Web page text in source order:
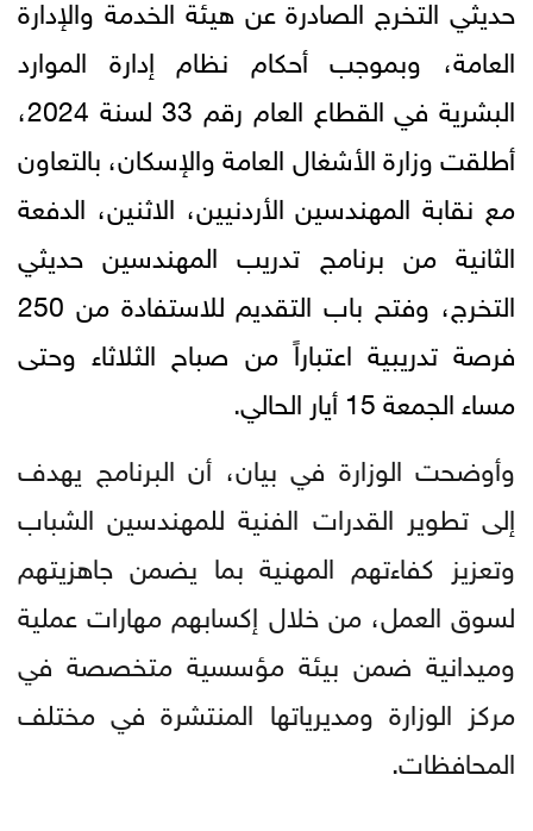
العامة، وبموجب أحكام نظام إدارة الموارد
البشرية في القطاع العام رقم 33 لسنة 2024،
أطلقتوزارة الأشغال العامة والإسكان، بالتعاون
مع نقابة المهندسين الأردنيين، الاثنين، الدفعة
الثانية من برنامج تدريب المهندسين حديثي
التخرج، وفتح باب التقديم للاستفادة من 250
فرصة تدريبية اعتباراً من صباح الثلاثاء وحتى
مساء الجمعة 15 أيار الحالي
.
وأوضحت الوزارة في بيان، أن البرنامج يهدف
إلى تطوير القدرات الفنية للمهندسين الشباب
وتعزيز كفاءتهم المهنية بما يضمن جاهزيتهم
لسوق العمل، من خلال إكسابهم مهارات عملية
وميدانية ضمن بيئة مؤسسية متخصصة في
مركز الوزارة ومديرياتها المنتشرة في مختلف
المحافظات.